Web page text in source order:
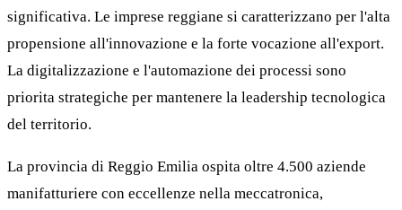
significativa. Le imprese reggiane si caratterizzano per l'alta
propensione all'innovazione e la forte vocazione all'export.
La digitalizzazione e l'automazione dei processi sono
priorita strategiche per mantenere la leadership tecnologica
del territorio.
La provincia di Reggio Emilia ospita oltre 4.500 aziende
manifatturiere con eccellenze nella meccatronica,